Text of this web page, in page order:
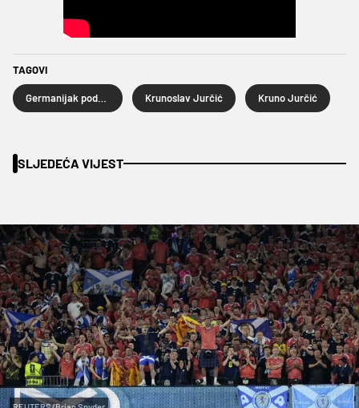
TAGOVI
Krunoslav Jurčić Kruno Jurčić
SLJEDEĆA VIJEST